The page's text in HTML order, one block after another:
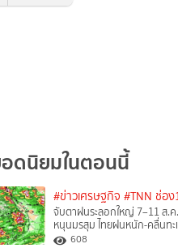
ดนิยมในตอนนี้
#ข่าวเศรษฐกิจ #TNN ช่อง
จับตาฝนระลอกใหญ่ 7–11 ส.
หนุนมรสุม ไทยฝนหนัก-คลื่นทะ
608